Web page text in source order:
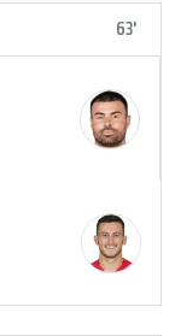
63'